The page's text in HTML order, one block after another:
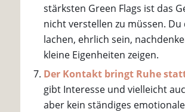
stärksten Green Flags ist das
nicht verstellen zu müssen. Du
lachen, ehrlich sein,
kleine Eigenheiten zeigen.
Der Kontakt bringt Ruhe
gibt Interesse und vielleicht
aber kein ständiges